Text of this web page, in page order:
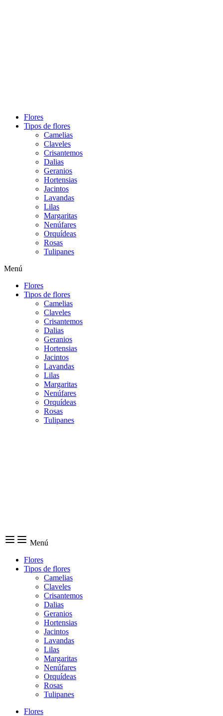
Flores
Tipos de flores
Camelias
Claveles
Crisantemos
Dalias
Geranios
Hortensias
Jacintos
Lavandas
Lilas
Margaritas
Nenúfares
Orquídeas
Rosas
Tulipanes
Menú
Flores
Tipos de flores
Camelias
Claveles
Crisantemos
Dalias
Geranios
Hortensias
Jacintos
Lavandas
Lilas
Margaritas
Nenúfares
Orquídeas
Rosas
Tulipanes
Menú
Flores
Tipos de flores
Camelias
Claveles
Crisantemos
Dalias
Geranios
Hortensias
Jacintos
Lavandas
Lilas
Margaritas
Nenúfares
Orquídeas
Rosas
Tulipanes
Flores